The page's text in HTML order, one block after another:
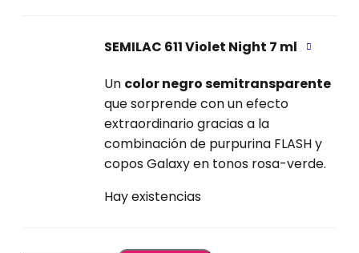
SEMILAC 611 Violet Night 7 ml
Un color negro semitransparente
que sorprende con un efecto
extraordinario gracias a la
combinación de purpurina FLASH y
copos Galaxy en tonos rosa-verde.
Hay existencias